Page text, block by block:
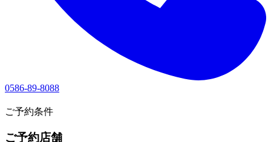
0586-89-8088
ご予約条件
ご予約店舗